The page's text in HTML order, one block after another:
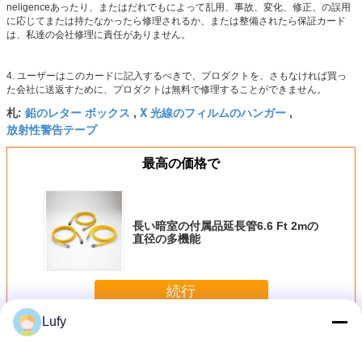
neligenceあったり、またはだれでもによって乱用、事故、変化、修正、の誤用
に応じてまたは持たなかったら修理されるか、または整備されたら保証カード
は、私達の会社修理に責任がありません。
4. ユーザーはこのカードに記入するべきで、プロダクトを、さもなければ買っ
た会社に送返すために、プロダクトは無料で修理することができません。
札: 鉛のレター ボックス , X 光線のフィルムのハンガー ,
放射性警告テープ
最高の価格で
長い暗室の付属品延長管6.6 Ft 2mの
直径の多機能
続行
多く暗室の付属品
Lufy